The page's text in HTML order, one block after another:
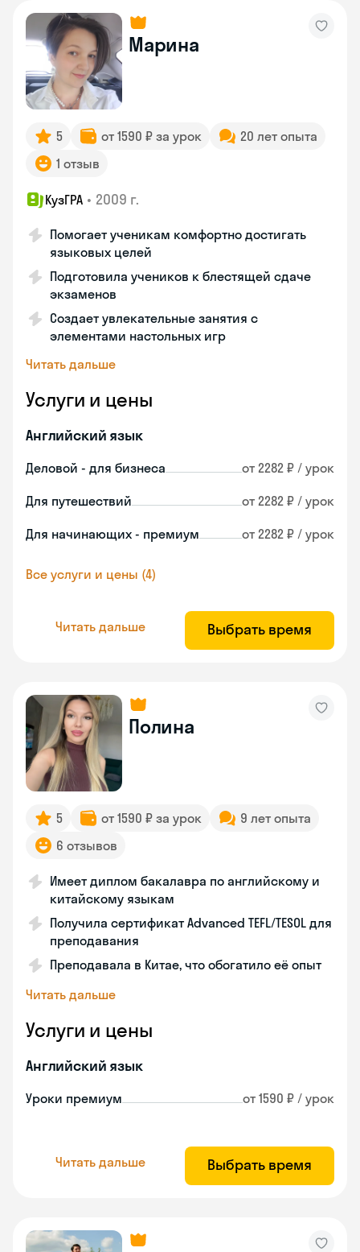
Марина
5 от 1590 ₽ за урок
20 лет опыта
1 отзыв
КузГРА • 2009 г.
Помогает ученикам комфортно достигать
языковых целей
Подготовила учеников к блестящей сдаче
экзаменов
Создает увлекательные занятия с
элементами настольных игр
Читать дальше
Услуги и цены
Английский язык
Деловой - для бизнеса от 2282 ₽ / урок
Для путешествий от 2282 ₽ / урок
Для начинающих - премиум от 2282 ₽ / урок
Все услуги и цены (4)
Читать дальше Выбрать время
Полина
5 от 1590 ₽ за урок
9 лет опыта
6 отзывов
Имеет диплом бакалавра по английскому и
китайскому языкам
Получила сертификат Advanced TEFL/TESOL для
преподавания
Преподавала в Китае, что обогатило её опыт
Читать дальше
Услуги и цены
Английский язык
Уроки премиум от 1590 ₽ / урок
Читать дальше Выбрать время